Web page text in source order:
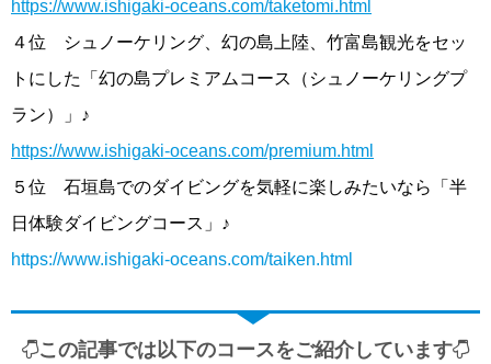
https://www.ishigaki-oceans.com/taketomi.html
４位 シュノーケリング、幻の島上陸、竹富島観光をセッ
トにした「幻の島プレミアムコース（シュノーケリングプ
ラン）」♪
https://www.ishigaki-oceans.com/premium.html
５位 石垣島でのダイビングを気軽に楽しみたいなら「半
日体験ダイビングコース」♪
https://www.ishigaki-oceans.com/taiken.html
この記事では以下のコースをご紹介しています